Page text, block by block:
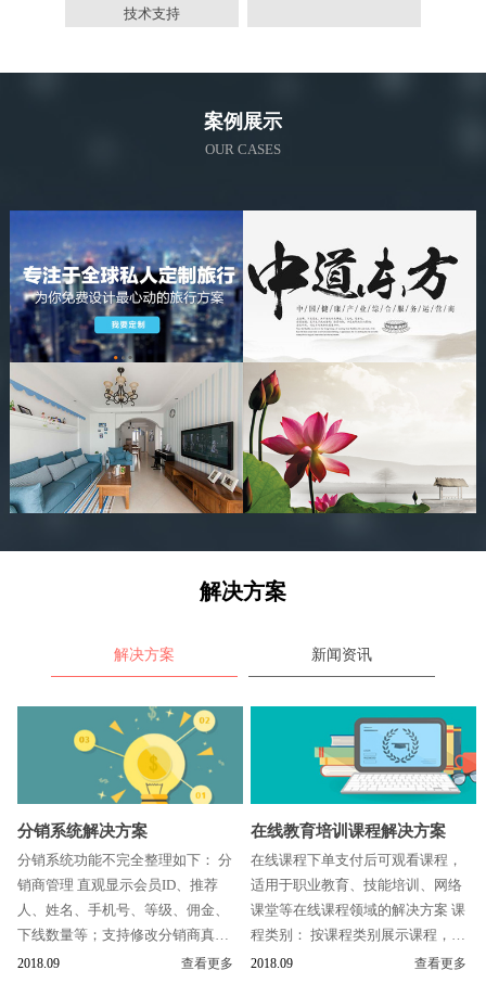
技术支持
案例展示
OUR CASES
解决方案
解决方案 新闻资讯
分销系统解决方案
分销系统功能不完全整理如下： 分
销商管理 直观显示会员ID、推荐
人、姓名、手机号、等级、佣金、
下线数量等；支持修改分销商真实
姓名、电话、微信号、分销商等级
2018.09 查看更多
在线教育培训课程解决方案
在线课程下单支付后可观看课程，
适用于职业教育、技能培训、网络
课堂等在线课程领域的解决方案 课
程类别： 按课程类别展示课程，课
程类别可设置视频课程、音频课
2018.09 查看更多